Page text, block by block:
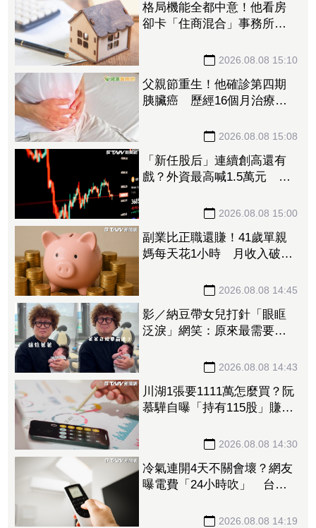
格局機能全都中意！他看房
卻卡「住商混合」事務所過
2026.08.08 15:10
父親節重生！他確診第四期
胰臟癌 歷經16個月治療病
2026.08.08 15:08
「新任股后」連續創高還有
戲？外資最高喊1.5萬元 目
2026.08.08 15:00
副業比正職還賺！41歲單親
媽每天花1小時 月收入破百
2026.08.08 14:45
影／納豆帶女兒打針「眼眶
泛淚」網笑：原來最需要安
2026.08.08 14:43
川湖1張要1111萬怎麼買？阮
慕驊自曝「持有115股」賺近
2026.08.08 14:30
冷氣連開4天不關會壞？網友
曝電費「24小時吹」 台電
2026.08.08 14:19